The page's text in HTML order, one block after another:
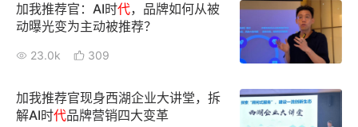
AllValue 战略合作
增长产品指南
智库 产品场景库
加我推荐官：AI时代，品牌如何从被
动曝光变为主动被推荐？
23.0k 309
加我推荐官现身西湖企业大讲堂，拆
解AI时代品牌营销四大变革